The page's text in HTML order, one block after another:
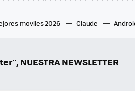
moviles 2026 Claude
NUESTRA NEWSLETTER